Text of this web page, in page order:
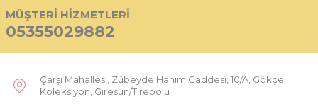
MÜŞTERI HIZMETLERI
05355029882
Çarşı Mahallesi, Zübeyde Hanım Caddesi, 10/A, Gökçe
Koleksiyon, Giresun/Tirebolu